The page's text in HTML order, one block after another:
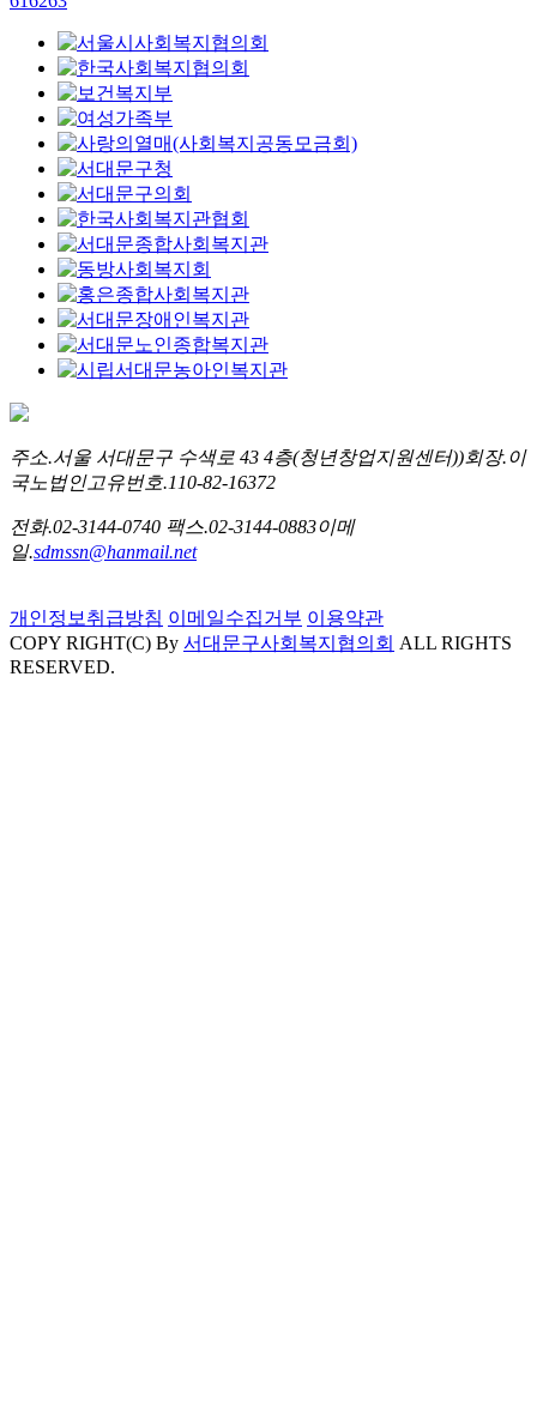
주소.서울 서대문구 수색로 43 4층(청년창업지원센터))회장.이
국노 법인고유번호.110-82-16372
전화.02-3144-0740 팩스.02-3144-0883이메
일.sdmssn@hanmail.net
개인정보취급방침 이메일수집거부 이용약관
COPY RIGHT(C) By 서대문구사회복지협의회 ALL RIGHTS
RESERVED.